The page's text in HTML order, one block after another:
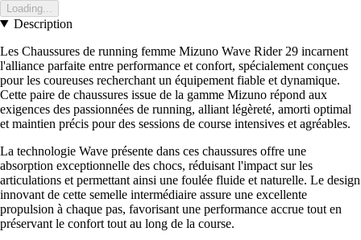
Loading...
Description
Les Chaussures de running femme Mizuno Wave Rider 29 incarnent
l'alliance parfaite entre performance et confort, spécialement conçues
pour les coureuses recherchant un équipement fiable et dynamique.
Cette paire de chaussures issue de la gamme Mizuno répond aux
exigences des passionnées de running, alliant légèreté, amorti optimal
et maintien précis pour des sessions de course intensives et agréables.
La technologie Wave présente dans ces chaussures offre une
absorption exceptionnelle des chocs, réduisant l'impact sur les
articulations et permettant ainsi une foulée fluide et naturelle. Le design
innovant de cette semelle intermédiaire assure une excellente
propulsion à chaque pas, favorisant une performance accrue tout en
préservant le confort tout au long de la course.